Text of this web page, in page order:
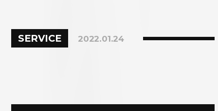
SERVICE 2022.01.24